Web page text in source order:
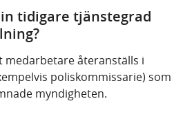
tidigare tjänstegrad
medarbetare återanställs i
poliskommissarie) som
myndigheten.